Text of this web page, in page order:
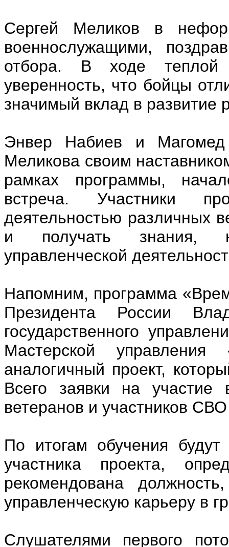
Сергей Меликов в
военнослужащими,
отбора. В ходе теплой
уверенность, что бойцы
значимый вклад в развитие
Энвер Набиев и
Меликова своим
рамках программы,
встреча. Участники
деятельностью различных
и получать знания,
управленческой
Напомним, программа
Президента России
государственного
Мастерской
аналогичный проект,
Всего заявки на
ветеранов и участников
По итогам обучения
участника проекта,
рекомендована
управленческую карьеру в
Слушателями первого